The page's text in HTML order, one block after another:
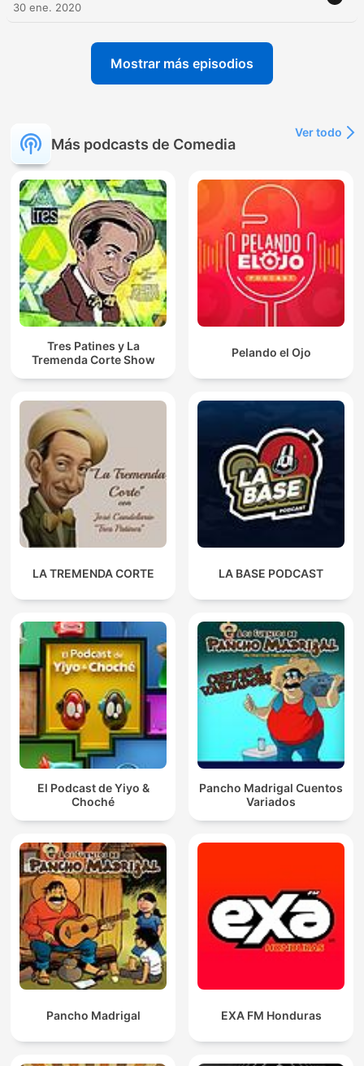
30 ene. 2020
Mostrar más episodios
Más podcasts de Comedia
Ver todo
Tres Patines y La
Tremenda Corte Show
Pelando el Ojo
LA TREMENDA CORTE LA BASE PODCAST
El Podcast de Yiyo &
Choché
Pancho Madrigal Cuentos
Variados
Pancho Madrigal EXA FM Honduras